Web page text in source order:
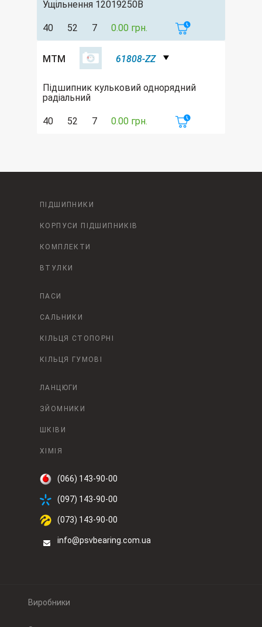
Ущільнення 12019250B
40 52 7 0.00 грн.
MTM 61808-ZZ
Підшипник кульковий однорядний
радіальний
40 52 7 0.00 грн.
ПІДШИПНИКИ
КОРПУСИ ПІДШИПНИКІВ
КОМПЛЕКТИ
ВТУЛКИ
ПАСИ
САЛЬНИКИ
КІЛЬЦЯ СТОПОРНІ
КІЛЬЦЯ ГУМОВІ
ЛАНЦЮГИ
ЗЙОМНИКИ
ШКІВИ
ХІМІЯ
(066) 143-90-00
(097) 143-90-00
(073) 143-90-00
info@psvbearing.com.ua
Виробники